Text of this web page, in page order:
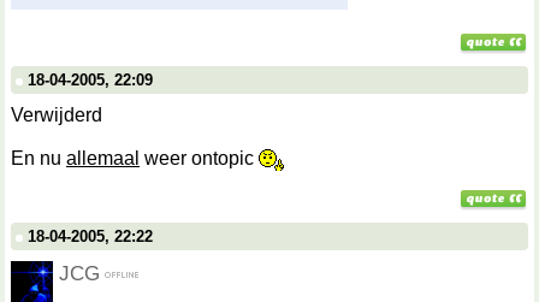
18-04-2005, 22:09
Verwijderd
En nu allemaal weer ontopic
18-04-2005, 22:22
JCG